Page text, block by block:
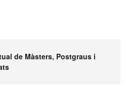
de Màsters, Postgraus i